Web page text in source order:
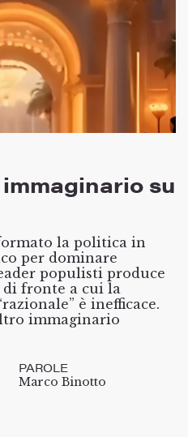
su
la politica in
per dominare
populisti produce
di fronte a cui la
è inefficace.
immaginario
PAROLE
Marco Binotto